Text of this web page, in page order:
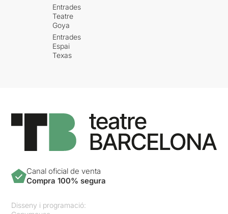
Entrades
Teatre
Goya
Entrades
Espai
Texas
Canal oficial de venta
Compra 100% segura
Disseny i programació: